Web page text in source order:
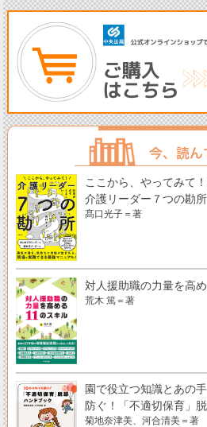
ここから、やってみて
介護リーダー７つの勘所
髙口光子＝著
対人援助職の力量を高
荒木 篤＝著
園で役立つ知識とあの
防ぐ！「不適切保育」
菊地奈津美、河合清美＝著